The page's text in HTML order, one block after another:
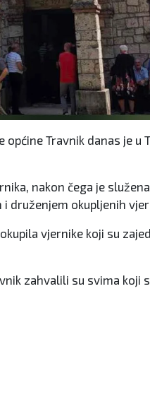
općine Travnik danas je
nakon čega je
druženjem okupljenih
vjernike koji su
zahvalili su svima
danu